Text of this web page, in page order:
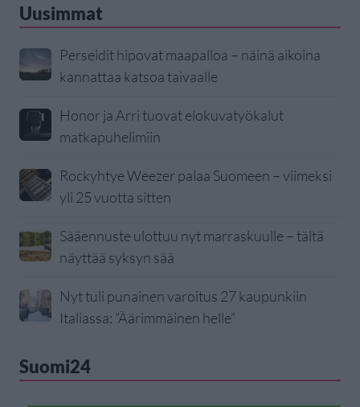
Uusimmat
Perseidit hipovat maapalloa – näinä aikoina
kannattaa katsoa taivaalle
Honor ja Arri tuovat elokuvatyökalut
matkapuhelimiin
Rockyhtye Weezer palaa Suomeen – viimeksi
yli 25 vuotta sitten
Sääennuste ulottuu nyt marraskuulle – tältä
näyttää syksyn sää
Nyt tuli punainen varoitus 27 kaupunkiin
Italiassa: ”Äärimmäinen helle”
Suomi24